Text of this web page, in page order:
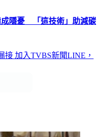
成隱憂 「這技術」助減碳
接 加入TVBS新聞LINE，